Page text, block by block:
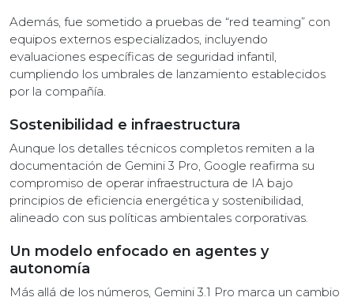
Además, fue sometido a pruebas de “red teaming” con
equipos externos especializados, incluyendo
evaluaciones específicas de seguridad infantil,
cumpliendo los umbrales de lanzamiento establecidos
por la compañía.
Sostenibilidad e infraestructura
Aunque los detalles técnicos completos remiten a la
documentación de Gemini 3 Pro, Google reafirma su
compromiso de operar infraestructura de IA bajo
principios de eficiencia energética y sostenibilidad,
alineado con sus políticas ambientales corporativas.
Un modelo enfocado en agentes y
autonomía
Más allá de los números, Gemini 3.1 Pro marca un cambio